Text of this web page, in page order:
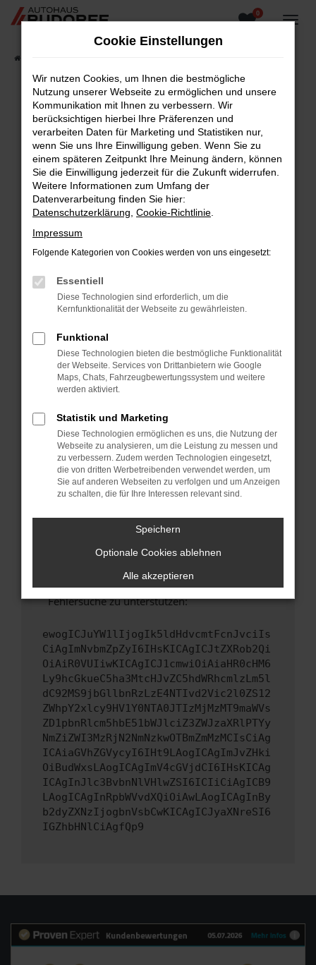
Zum
0
Fehler: Network Error
Beim Laden ist ein Fehler aufgetreten.
Hier sind ein paar Tipps, die dir helfen können:
Überprüfe deine Firewall und deine
Internetverbindung.
Laden andere Webseiten, zum Beispiel deine
Suchmaschine?
Prüfe deine Browsererweiterungen.
Manche Erweiterungen, wie Werbeblocker,
können das Laden bestimmter Seiten
verhindern. Funktioniert die Seite in einem
Fenster?
Starte dein Gerät neu.
Das kann manchmal helfen, vorübergehende
Probleme zu beheben.
Betriebssystem auf dem neuesten Stand
sind.
Veraltete Software birgt nicht nur ein
Sicherheitsrisiko, sondern kann auch dazu
führen, dass bestimmte Funktionen nicht mehr
unterstützt werden.
Wende dich an den Webseitenbetreiber.
Wenn du alle oben genannten Schritte versucht
hast, kontaktiere uns bitte. Wir werden
versuchen, das Problem zu beheben. Du kannst
uns diesen Text schicken, um uns bei der
Fehlersuche zu unterstützen:
ewogICJuYW1lIjogIk5ldHdvcmtFcnJvciIs
CiAgImNvbmZpZyI6IHsKICAgICJtZXRob2Qi
OiAiR0VUIiwKICAgICJ1cmwiOiAiaHR0cHM6
Ly9hcGkueC5ha3MtcHJvZC5hdWRhcmlzLm5l
dC92MS9jbGllbnRzLzE4NTIvd2Vic2l0ZS12
ZWhpY2xlcy9HV1Y0NTA0JTIzMjMzMT9maWVs
ZD1pbnRlcm5hbE51bWJlciZ3ZWJzaXRlPTYy
NmZiZWI3MzRjN2NmNzkwOTBmZmMzMCIsCiAg
ICAiaGVhZGVycyI6IHt9LAogICAgImJvZHki
OiBudWxsLAogICAgImV4cGVjdCI6IHsKICAg
ICAgInJlc3BvbnNlVHlwZSI6ICIiCiAgICB9
LAogICAgInRpbWVvdXQiOiAwLAogICAgInBy
b2dyZXNzIjogbnVsbCwKICAgICJyaXNreSI6
IGZhbHNlCiAgfQp9
Cookie Einstellungen
Wir nutzen Cookies, um Ihnen die bestmögliche
Nutzung unserer Webseite zu ermöglichen und unsere
Kommunikation mit Ihnen zu verbessern. Wir
berücksichtigen hierbei Ihre Präferenzen und
verarbeiten Daten für Marketing und Statistiken nur,
wenn Sie uns Ihre Einwilligung geben. Wenn Sie zu
einem späteren Zeitpunkt Ihre Meinung ändern, können
Sie die Einwilligung jederzeit für die Zukunft widerrufen.
Weitere Informationen zum Umfang der
Datenverarbeitung finden Sie hier:
Datenschutzerklärung Cookie-Richtlinie
Impressum
Folgende Kategorien von Cookies werden von uns eingesetzt:
Essentiell
Diese Technologien sind erforderlich, um die
Kernfunktionalität der Webseite zu gewährleisten.
Funktional
Diese Technologien bieten die bestmögliche Funktionalität
der Webseite. Services von Drittanbietern wie Google
Maps, Chats, Fahrzeugbewertungssystem und weitere
werden aktiviert.
Statistik und Marketing
Diese Technologien ermöglichen es uns, die Nutzung der
Webseite zu analysieren, um die Leistung zu messen und
zu verbessern. Zudem werden Technologien eingesetzt,
die von dritten Werbetreibenden verwendet werden, um
Sie auf anderen Webseiten zu verfolgen und um Anzeigen
zu schalten, die für Ihre Interessen relevant sind.
Speichern
Optionale Cookies ablehnen
Alle akzeptieren